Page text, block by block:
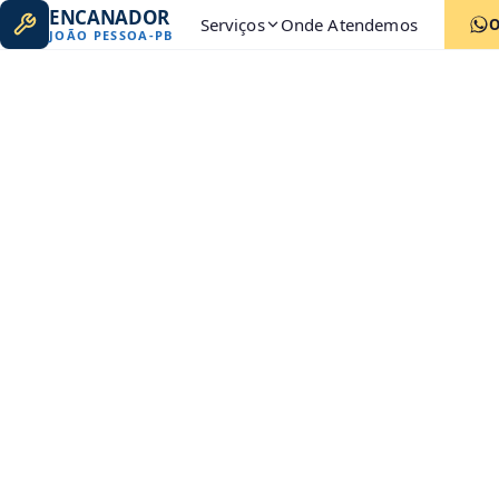
ENCANADOR
JOÃO PESSOA-PB Serviços Onde Atendemos